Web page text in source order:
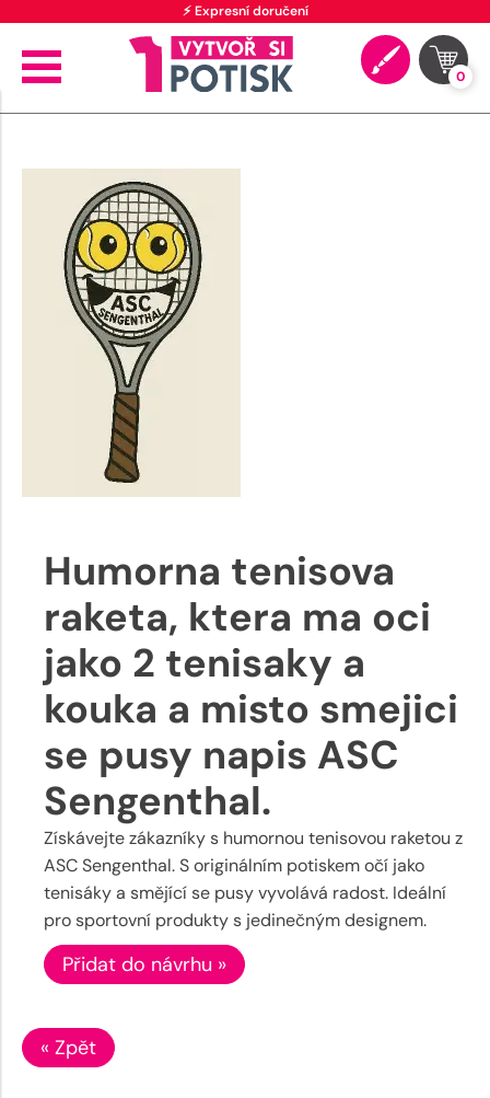
⚡ Expresní doručení
0
Humorna tenisova
raketa, ktera ma oci
jako 2 tenisaky a
kouka a misto smejici
se pusy napis ASC
Sengenthal.
Získávejte zákazníky s humornou tenisovou raketou z
ASC Sengenthal. S originálním potiskem očí jako
tenisáky a smějící se pusy vyvolává radost. Ideální
pro sportovní produkty s jedinečným designem.
Přidat do návrhu »
« Zpět